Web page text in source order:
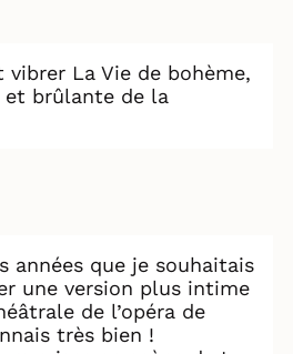
La Vie de bohème,
brûlante de la
années que je souhaitais
une version plus intime
de l’opéra de
très bien !